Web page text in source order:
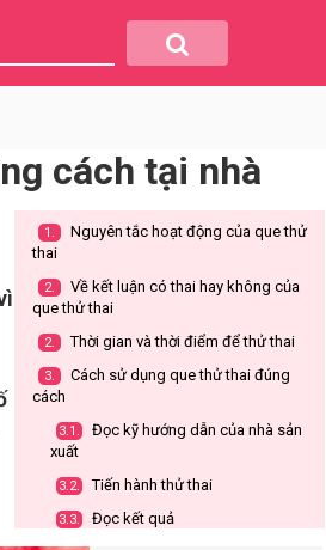
cách tại nhà
1.
Nguyên tắc hoạt động của que thử
thai
2.
Về kết luận có thai hay không của
que thử thai
2. Thời gian và thời điểm để thử thai
3.
Cách sử dụng que thử thai đúng
cách
3.1.
Đọc kỹ hướng dẫn của nhà sản
xuất
3.2. Tiến hành thử thai
3.3. Đọc kết quả